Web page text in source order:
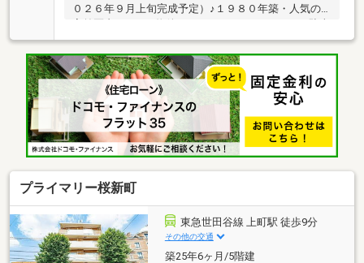
０２６年９月上旬完成予定）♪１９８０年築・人気の
宮前区内の３LDK物件！♪＜フルリノベーション・駐車
場・駐輪場完備＞東急田園都市線「宮崎台駅」徒歩７
分の好立地♪＜頭金０円からご購入可能です＞（諸費
用込み）◆提携住宅ローン 変動金利０.９５０%（年
利）◆一般団体信用生命保険＋がん団信※大手不動産
会社ではない、独立店ならではのきめ細かいサービス
をご提供致します※
プライマリー桜新町
東急世田谷線 上町駅 徒歩9分
その他の交通
築25年6ヶ月/5階建